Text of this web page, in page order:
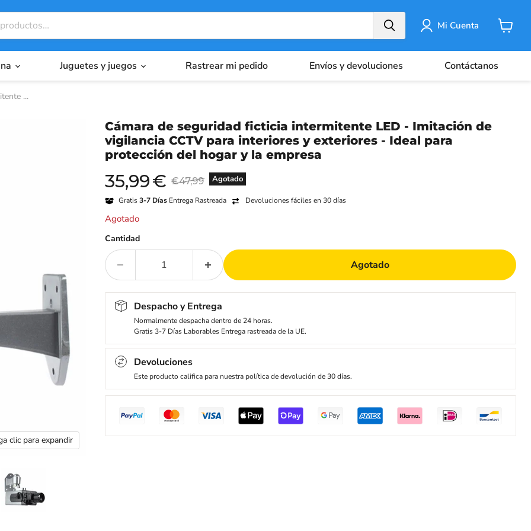
Mi Cuenta
Juguetes y juegos Rastrear mi pedido Envíos y devoluciones Contáctanos
...
clic para expandir
Cámara de seguridad ficticia intermitente LED - Imitación de
vigilancia CCTV para interiores y exteriores - Ideal para
protección del hogar y la empresa
Agotado
Precio actual
35,99€ Precio original
€47,99
Gratis3-7 Días Entrega Rastreada Devoluciones fáciles en 30 días
Agotado
Cantidad
Agotado
Despacho y Entrega
Normalmente despacha dentro de 24 horas.
Gratis 3-7 Días Laborables Entrega rastreada de la UE.
Devoluciones
Este producto califica para nuestra política de devolución de 30 días.